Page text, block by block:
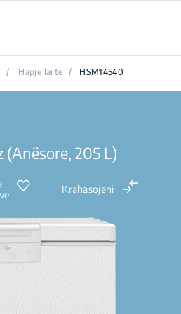
/ Hapje lartë / HSM14540
(Anësore, 205 L)
Krahasojeni